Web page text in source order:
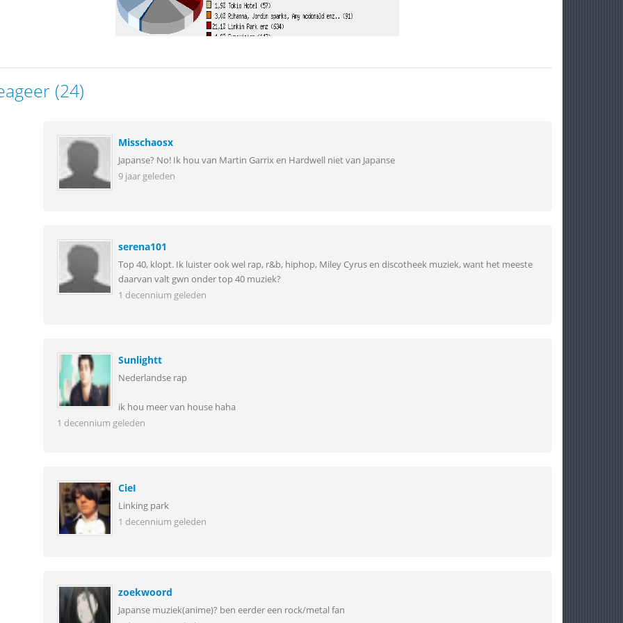
(24)
Misschaosx
Japanse? No! Ik hou van Martin Garrix en Hardwell niet van Japanse
9 jaar geleden
serena101
Top 40, klopt. Ik luister ook wel rap, r&b, hiphop, Miley Cyrus en discotheek muziek, want het meeste
daarvan valt gwn onder top 40 muziek?
1 decennium geleden
Sunlightt
Nederlandse rap
ik hou meer van house haha
1 decennium geleden
CieI
Linking park
1 decennium geleden
zoekwoord
Japanse muziek(anime)? ben eerder een rock/metal fan